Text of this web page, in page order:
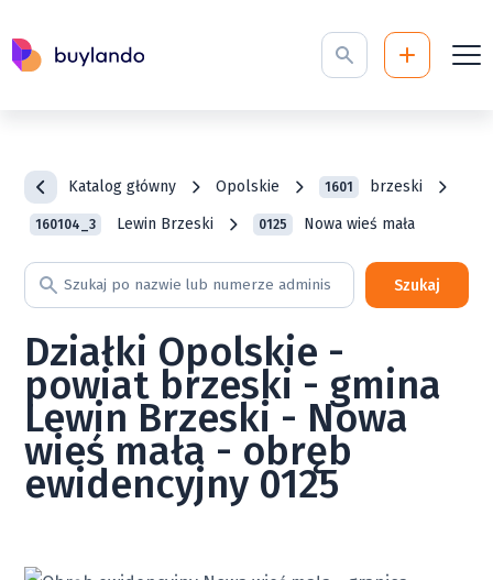
Katalog główny Opolskie 1601 brzeski
160104_3 Lewin Brzeski 0125 Nowa wieś mała
Szukaj
Działki Opolskie -
powiat brzeski - gmina
Lewin Brzeski - Nowa
wieś mała - obręb
ewidencyjny 0125